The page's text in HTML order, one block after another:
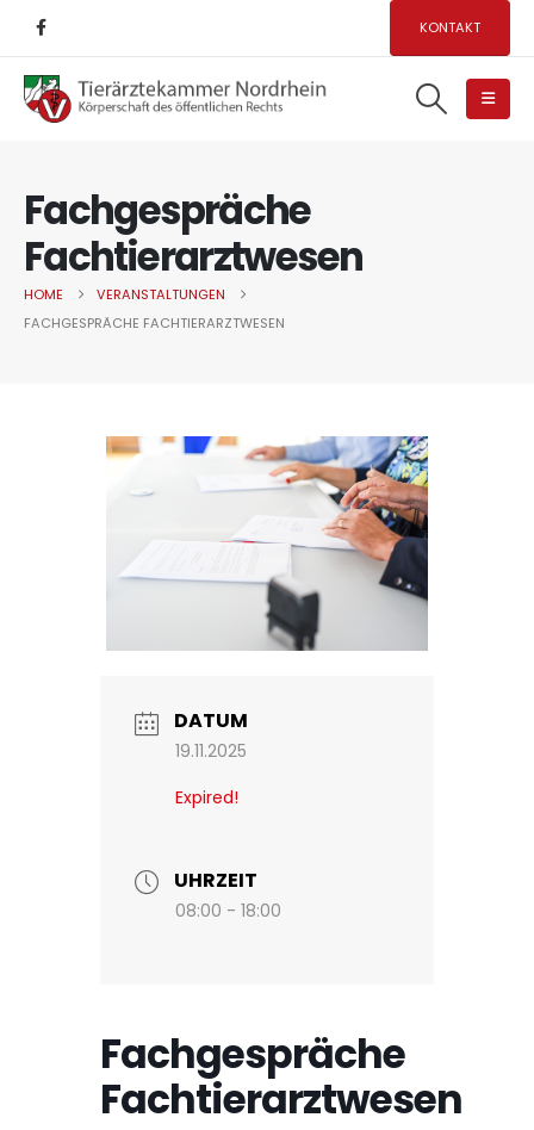
KONTAKT
Fachgespräche
Fachtierarztwesen
HOME
VERANSTALTUNGEN
FACHGESPRÄCHE FACHTIERARZTWESEN
DATUM
19.11.2025
Expired!
UHRZEIT
08:00 - 18:00
Fachgespräche
Fachtierarztwesen